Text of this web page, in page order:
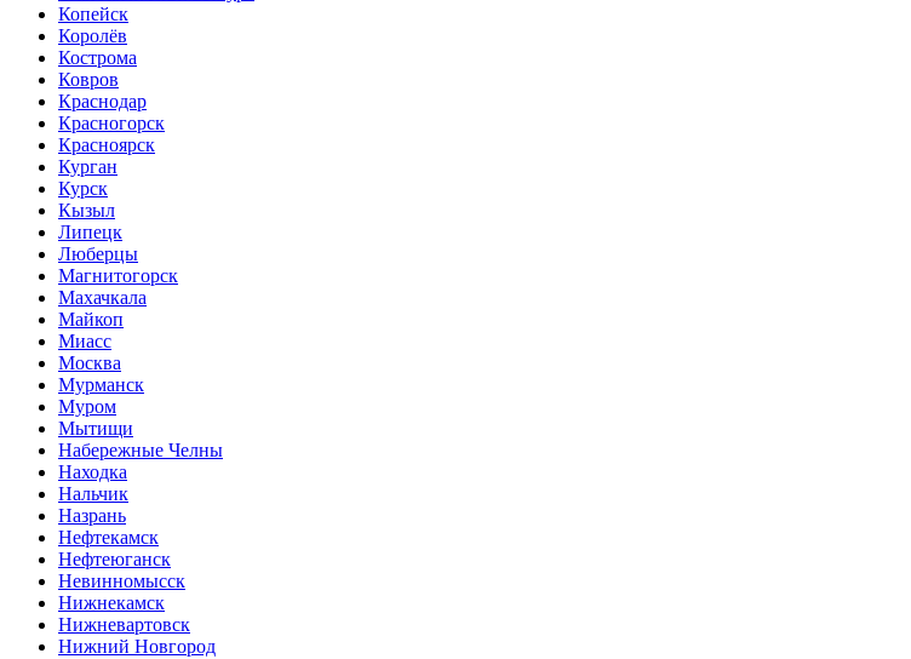
Копейск
Королёв
Кострома
Ковров
Краснодар
Красногорск
Красноярск
Курган
Курск
Кызыл
Липецк
Люберцы
Магнитогорск
Махачкала
Майкоп
Миасс
Москва
Мурманск
Муром
Мытищи
Набережные Челны
Находка
Нальчик
Назрань
Нефтекамск
Нефтеюганск
Невинномысск
Нижнекамск
Нижневартовск
Нижний Новгород